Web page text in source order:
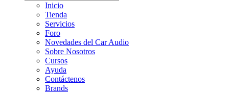
Inicio
Tienda
Servicios
Foro
Novedades del Car Audio
Sobre Nosotros
Cursos
Ayuda
Contáctenos
Brands